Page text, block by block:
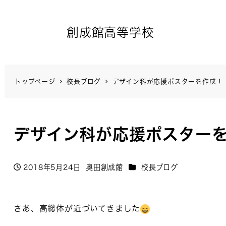
創成館高等学校
トップページ 校長ブログ デザイン科が応援ポスターを作成！
デザイン科が応援ポスター
投稿日
2018年5月24日
著
奥田創成館 カテゴリー
校長ブログ
さあ、高総体が近づいてきました